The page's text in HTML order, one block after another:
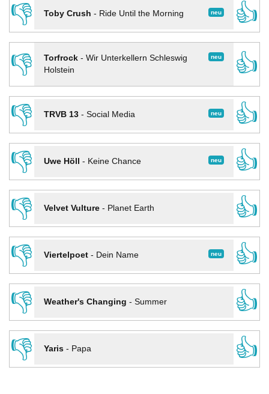
👎
neu
Toby Crush - Ride Until the Morning
👍
👎
neu
Torfrock- Wir Unterkellern Schleswig
Holstein
👍
👎
neu
TRVB 13- Social Media
👍
👎
neu
Uwe Höll - Keine Chance
👍
👎
Velvet Vulture- Planet Earth
👍
👎
neu
Viertelpoet- Dein Name
👍
👎
Weather's Changing - Summer
👍
👎
Yaris- Papa 👍